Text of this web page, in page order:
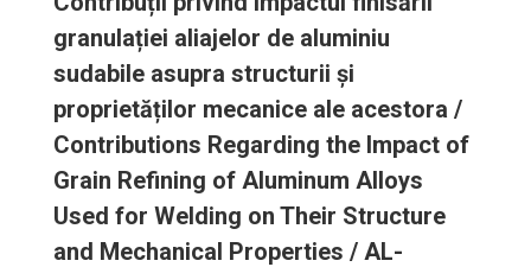
granulației aliajelor de aluminiu
sudabile asupra structurii și
proprietăților mecanice ale acestora /
Contributions Regarding the Impact of
Grain Refining of Aluminum Alloys
Used for Welding on Their Structure
and Mechanical Properties / AL-